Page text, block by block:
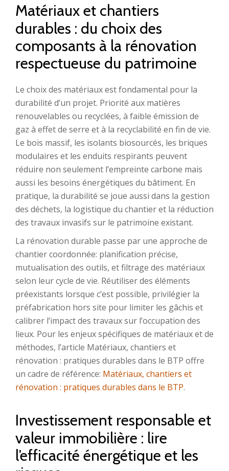
Matériaux et chantiers
durables : du choix des
composants à la rénovation
respectueuse du patrimoine
Le choix des matériaux est fondamental pour la
durabilité d’un projet. Priorité aux matières
renouvelables ou recyclées, à faible émission de
gaz à effet de serre et à la recyclabilité en fin de vie.
Le bois massif, les isolants biosourcés, les briques
modulaires et les enduits respirants peuvent
réduire non seulement l’empreinte carbone mais
aussi les besoins énergétiques du bâtiment. En
pratique, la durabilité se joue aussi dans la gestion
des déchets, la logistique du chantier et la réduction
des travaux invasifs sur le patrimoine existant.
La rénovation durable passe par une approche de
chantier coordonnée: planification précise,
mutualisation des outils, et filtrage des matériaux
selon leur cycle de vie. Réutiliser des éléments
préexistants lorsque c’est possible, privilégier la
préfabrication hors site pour limiter les gâchis et
calibrer l’impact des travaux sur l’occupation des
lieux. Pour les enjeux spécifiques de matériaux et de
méthodes, l’article Matériaux, chantiers et
rénovation : pratiques durables dans le BTP offre
un cadre de référence: Matériaux, chantiers et
rénovation : pratiques durables dans le BTP.
Investissement responsable et
valeur immobilière : lire
l’efficacité énergétique et les